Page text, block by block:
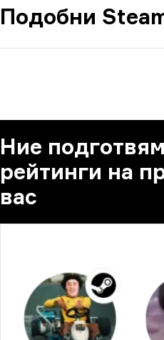
Подобни
Ние
рейтинги на
вас